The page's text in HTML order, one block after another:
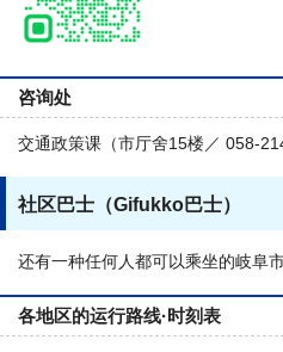
咨询处
交通政策课（市厅舍15楼／ 058-
社区巴士（Gifukko巴士）
还有一种任何人都可以乘坐的岐阜
各地区的运行路线·时刻表